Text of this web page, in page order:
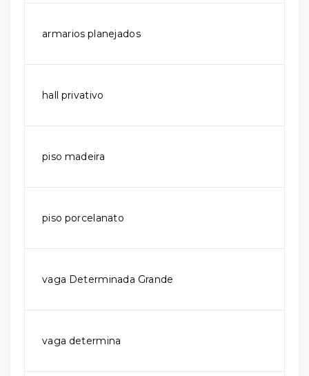
armarios planejados
hall privativo
piso madeira
piso porcelanato
vaga Determinada Grande
vaga determina